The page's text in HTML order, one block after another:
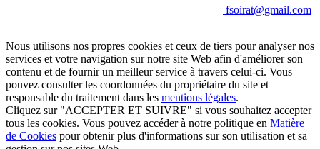
fsoirat@gmail.com
Nous utilisons nos propres cookies et ceux de tiers pour analyser nos
services et votre navigation sur notre site Web afin d'améliorer son
contenu et de fournir un meilleur service à travers celui-ci. Vous
pouvez consulter les coordonnées du propriétaire du site et
responsable du traitement dans les mentions légales.
Cliquez sur "ACCEPTER ET SUIVRE" si vous souhaitez accepter
tous les cookies. Vous pouvez accéder à notre politique en Matière
de Cookies pour obtenir plus d'informations sur son utilisation et sa